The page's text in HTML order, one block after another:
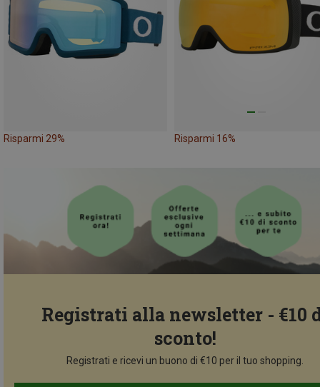
Risparmi 29% Risparmi 16%
Registrati alla newsletter - €10
sconto!
Registrati e ricevi un buono di €10 per il tuo shopping.